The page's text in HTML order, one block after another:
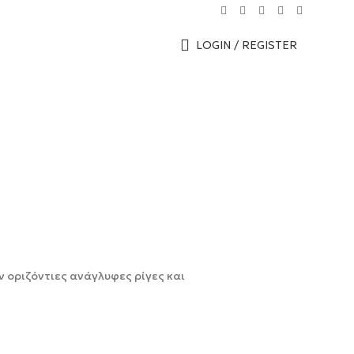
LOGIN / REGISTER
ανάγλυφες ρίγες και